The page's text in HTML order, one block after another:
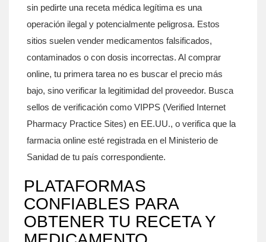
sin pedirte una receta médica legítima es una
operación ilegal y potencialmente peligrosa. Estos
sitios suelen vender medicamentos falsificados,
contaminados o con dosis incorrectas. Al comprar
online, tu primera tarea no es buscar el precio más
bajo, sino verificar la legitimidad del proveedor. Busca
sellos de verificación como VIPPS (Verified Internet
Pharmacy Practice Sites) en EE.UU., o verifica que la
farmacia online esté registrada en el Ministerio de
Sanidad de tu país correspondiente.
PLATAFORMAS
CONFIABLES PARA
OBTENER TU RECETA Y